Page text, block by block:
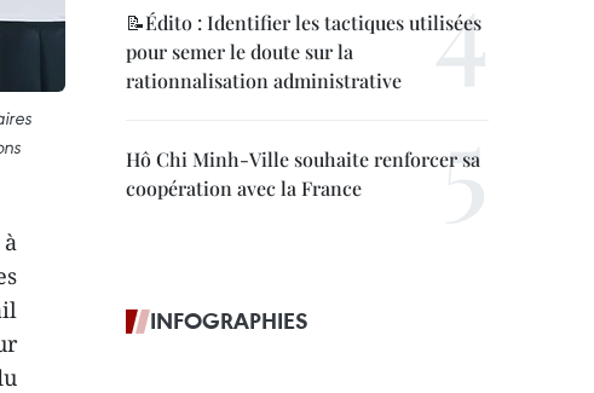
📝Édito : Identifier les tactiques utilisées
pour semer le doute sur la
rationnalisation administrative
Hô Chi Minh-Ville souhaite renforcer sa
coopération avec la France
INFOGRAPHIES